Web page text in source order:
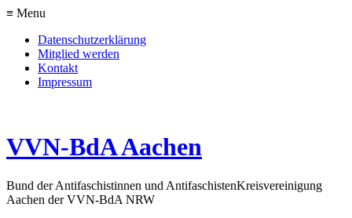
≡ Menu
Datenschutzerklärung
Mitglied werden
Kontakt
Impressum
VVN-BdA Aachen
Bund der Antifaschistinnen und AntifaschistenKreisvereinigung
Aachen der VVN-BdA NRW